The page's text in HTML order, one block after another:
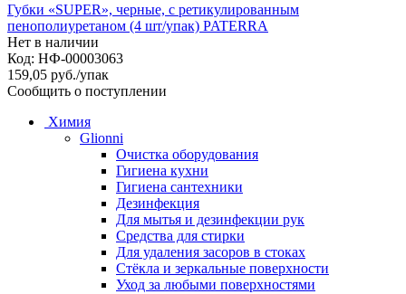
Губки «SUPER», черные, с ретикулированным
пенополиуретаном (4 шт/упак) PATERRA
Нет в наличии
Код: НФ-00003063
159,05 руб./упак
Сообщить о поступлении
Химия
Glionni
Очистка оборудования
Гигиена кухни
Гигиена сантехники
Дезинфекция
Для мытья и дезинфекции рук
Средства для стирки
Для удаления засоров в стоках
Стёкла и зеркальные поверхности
Уход за любыми поверхностями